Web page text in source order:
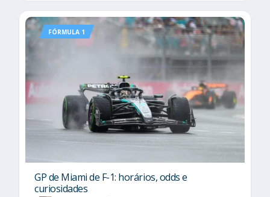
FÓRMULA 1
GP de Miami de F-1: horários, odds e
curiosidades